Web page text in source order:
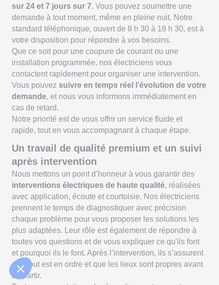
sur 24 et 7 jours sur 7. Vous pouvez soumettre une
demande à tout moment, même en pleine nuit. Notre
standard téléphonique, ouvert de 8 h 30 à 18 h 30, est à
votre disposition pour répondre à vos besoins.
Que ce soit pour une coupure de courant ou une
installation programmée, nos électriciens vous
contactent rapidement pour organiser une intervention.
Vous pouvez suivre en temps réel l’évolution de votre
demande, et nous vous informons immédiatement en
cas de retard.
Notre priorité est de vous offrir un service fluide et
rapide, tout en vous accompagnant à chaque étape.
Un travail de qualité premium et un suivi
après intervention
Nous mettons un point d’honneur à vous garantir des
interventions électriques de haute qualité, réalisées
avec application, écoute et courtoisie. Nos électriciens
prennent le temps de diagnostiquer avec précision
chaque problème pour vous proposer les solutions les
plus adaptées. Leur rôle est également de répondre à
toutes vos questions et de vous expliquer ce qu'ils font
et pourquoi ils le font. Après l’intervention, ils s’assurent
que tout est en ordre et que les lieux sont propres avant
de partir.